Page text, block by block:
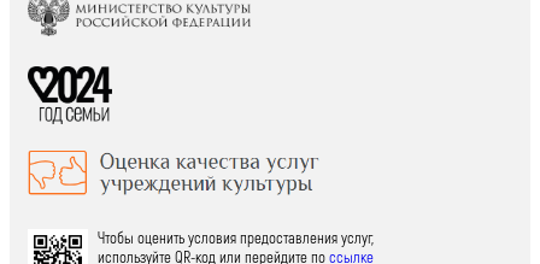
Чтобы оценить условия предоставления услуг,
используйте QR-код или перейдите поссылке